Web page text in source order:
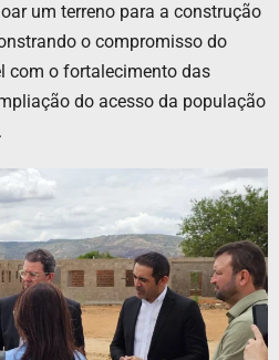
um terreno para a construção
o compromisso do
com o fortalecimento das
do acesso da população